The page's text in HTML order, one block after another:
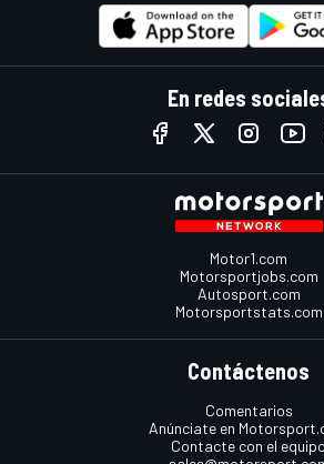
En redes
Motor1.com
Motorsportjobs.com
Autosport.com
Motorsportstats.com
Contáctenos
Comentarios
Anúnciate en
Contacte con el equipo